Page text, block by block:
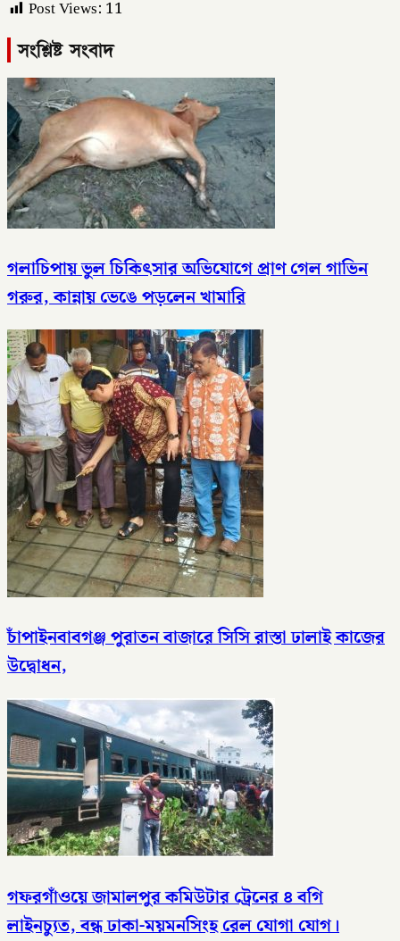
Post Views: 11
সংশ্লিষ্ট সংবাদ
গলাচিপায় ভুল চিকিৎসার অভিযোগে প্রাণ গেল গাভিন
গরুর, কান্নায় ভেঙে পড়লেন খামারি
চাঁপাইনবাবগঞ্জ পুরাতন বাজারে সিসি রাস্তা ঢালাই কাজের
উদ্বোধন,
গফরগাঁওয়ে জামালপুর কমিউটার ট্রেনের ৪ বগি
লাইনচ্যুত, বন্ধ ঢাকা-ময়মনসিংহ রেল যোগা যোগ।